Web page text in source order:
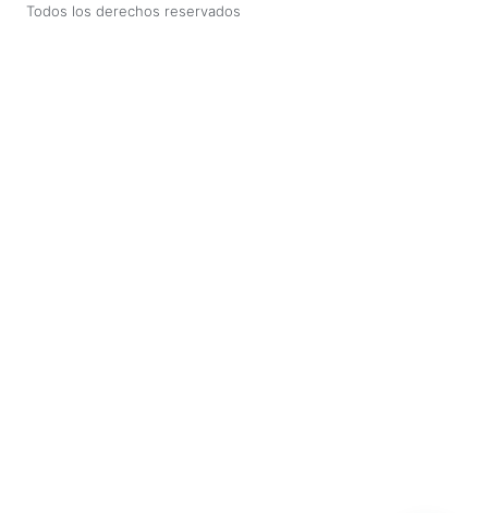
Todos los derechos reservados